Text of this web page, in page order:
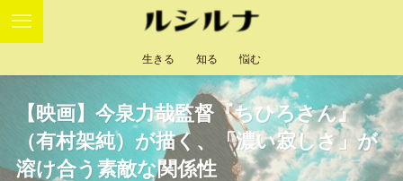
生きる 知る 悩む
【映画】今泉力哉監督『ちひろさん』
（有村架純）が描く、「濃い寂しさ」が
溶け合う素敵な関係性